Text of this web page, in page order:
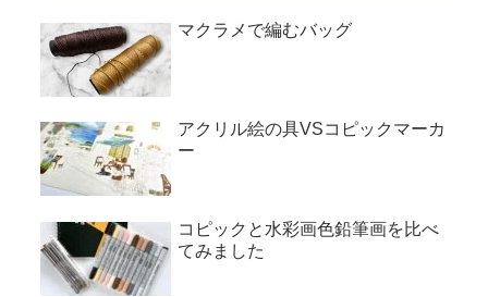
マクラメで編むバッグ
アクリル絵の具VSコピックマーカ
ー
コピックと水彩画色鉛筆画を比べ
てみました